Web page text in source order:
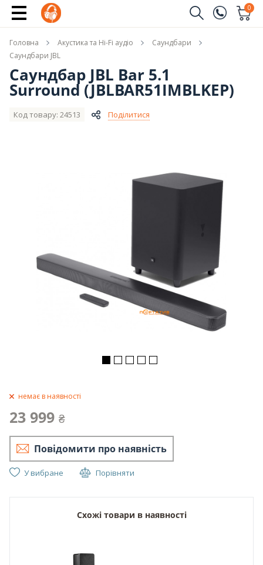
(096)
(044)
0
Ім'я
Телефон
Головна Акустика та Hi-Fi аудіо
Саундбари
Саундбари JBL
Саундбар JBL Bar 5.1
Surround (JBLBAR51IMBLKEP)
Код товару: 24513 Поділитися
немає в наявності
23 999 ₴
Повідомити про наявність
У вибране Порівняти
Схожі товари в наявності
Повідомити про наявність